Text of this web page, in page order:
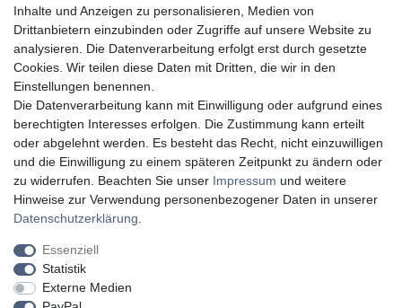
Kundenservice
Planung
Vorführraum
Lieferung
Montage
Widerruf erklären
Inhalte und Anzeigen zu personalisieren, Medien von
Drittanbietern einzubinden oder Zugriffe auf unsere Website zu
analysieren. Die Datenverarbeitung erfolgt erst durch gesetzte
Cookies. Wir teilen diese Daten mit Dritten, die wir in den
Einstellungen benennen.
Die Datenverarbeitung kann mit Einwilligung oder aufgrund eines
berechtigten Interesses erfolgen. Die Zustimmung kann erteilt
oder abgelehnt werden. Es besteht das Recht, nicht einzuwilligen
und die Einwilligung zu einem späteren Zeitpunkt zu ändern oder
zu widerrufen. Beachten Sie unser Impressum und weitere
Hinweise zur Verwendung personenbezogener Daten in unserer
Daten­schutz­erklärung
Essenziell
Statistik
Externe Medien
Impressum